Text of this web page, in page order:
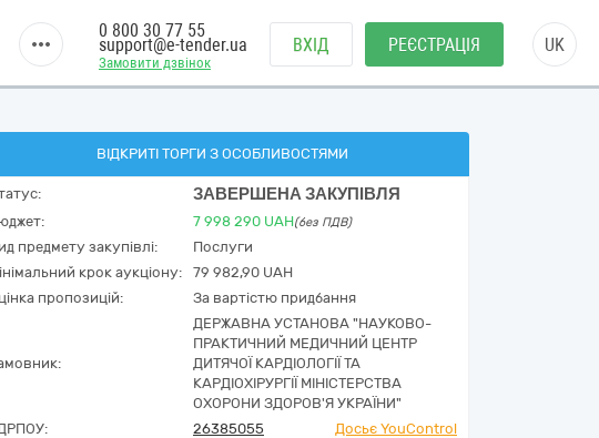
Замовити дзвінок
0 800 30 77 55
support@e-tender.ua ВХІД РЕЄСТРАЦІЯ UK
ВІДКРИТІ ТОРГИ З ОСОБЛИВОСТЯМИ
ЗАВЕРШЕНА ЗАКУПІВЛЯ
7 998 290 UAH(без ПДВ)
предмету закупівлі:
Послуги
крок аукціону:
79 982,90 UAH
пропозицій:
За вартістю придбання
ДЕРЖАВНА УСТАНОВА "НАУКОВО-
ПРАКТИЧНИЙ МЕДИЧНИЙ ЦЕНТР
ДИТЯЧОЇ КАРДІОЛОГІЇ ТА
КАРДІОХІРУРГІЇ МІНІСТЕРСТВА
ОХОРОНИ ЗДОРОВ'Я УКРАЇНИ"
26385055
Досьє YouControl